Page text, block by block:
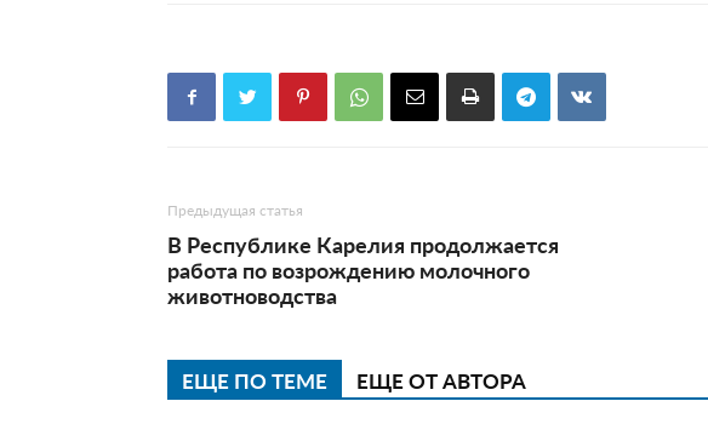
Предыдущая статья
В Республике Карелия продолжается
работа по возрождению молочного
животноводства
ЕЩЕ ПО ТЕМЕ ЕЩЕ ОТ АВТОРА